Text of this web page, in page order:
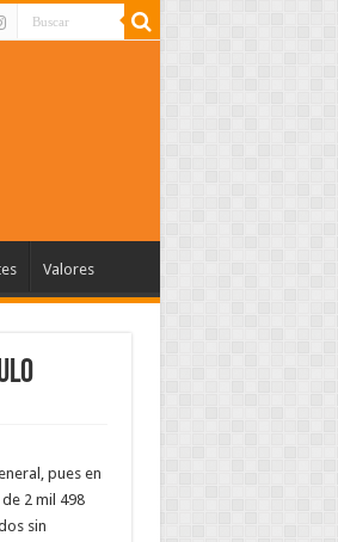
Valores
pues en
2 mil 498
sin